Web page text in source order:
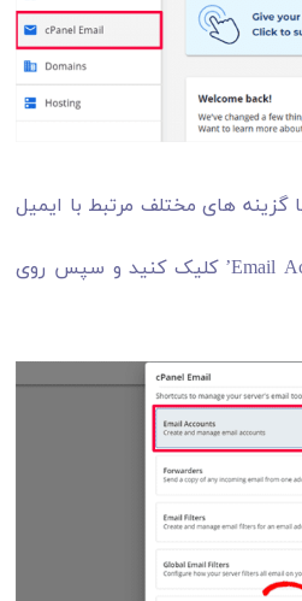
گزینه های مختلف مرتبط با ایمیل
برای انتخاب گزینه ‘Email Accounts’ کلیک کنید و سپس روی